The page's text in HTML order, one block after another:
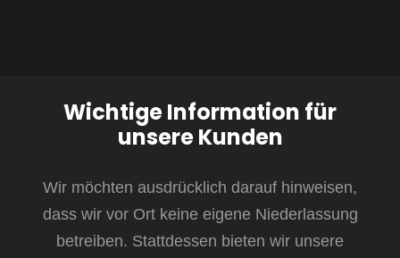
Wichtige Information für
unsere Kunden
Wir möchten ausdrücklich darauf hinweisen,
dass wir vor Ort keine eigene Niederlassung
betreiben. Stattdessen bieten wir unsere